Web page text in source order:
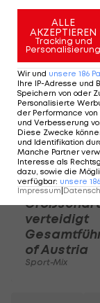
Mehr
verteidigt
of Austria
Sport-Mix
ALLE
AKZEPTIEREN
Tracking und
Personalisierung
Wir und unsere 186
Ihre IP-Adresse und
Speichern von oder
Personalisierte
der Performance
und Verbesserung
Diese Zwecke
und Identifikation
Manche Partner
Interesse als
dazu, sowie die
verfügbar: unsere 186
Impressum|